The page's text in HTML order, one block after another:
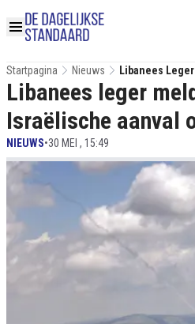
Startpagina Nieuws
Libanees
Aanval Op
Libanees leger
Israëlische aanval
NIEUWS•30 MEI , 15:49